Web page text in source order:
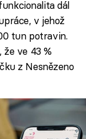
dál
v jehož
tun potravin.
ve 43 %
z Nesnězeno